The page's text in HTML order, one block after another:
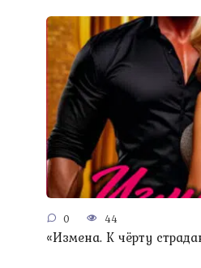
0 44
«Измена. К чёрту